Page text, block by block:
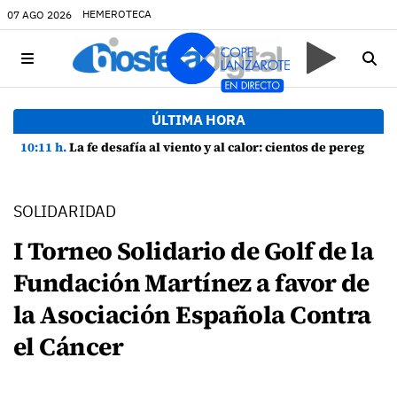
07 AGO 2026 HEMEROTECA
ÚLTIMA HORA
10:11 h.La fe desafía al viento y al calor: cientos de peregrinos arropan a la Virgen de las Nieves
SOLIDARIDAD
I Torneo Solidario de Golf de la
Fundación Martínez a favor de
la Asociación Española Contra
el Cáncer